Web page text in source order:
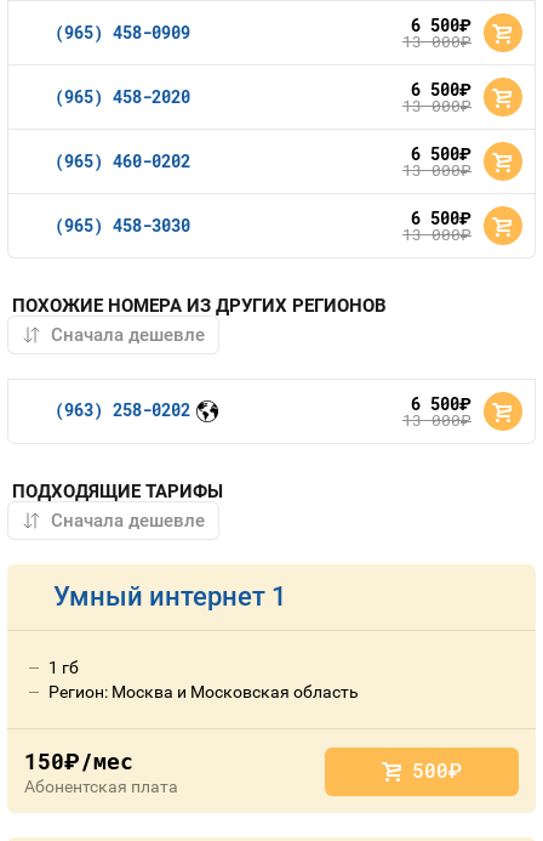
(965) 458-0909 6 500руб.
13 000руб.
(965) 458-2020 6 500руб.
13 000руб.
(965) 460-0202 6 500руб.
13 000руб.
(965) 458-3030 6 500руб.
13 000руб.
ПОХОЖИЕ НОМЕРА ИЗ ДРУГИХ РЕГИОНОВ
(963) 258-0202 6 500руб.
13 000руб.
ПОДХОДЯЩИЕ ТАРИФЫ
Умный интернет 1
1 гб
Регион: Москва и Московская область
150руб./мес
Абонентская плата
500руб.